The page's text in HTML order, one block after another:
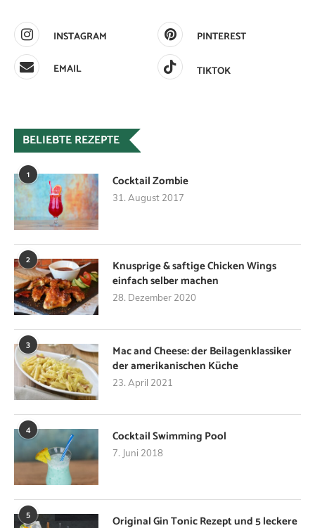
INSTAGRAM
PINTEREST
EMAIL
TIKTOK
BELIEBTE REZEPTE
1 Cocktail Zombie
31. August 2017
2
Knusprige & saftige Chicken Wings
einfach selber machen
28. Dezember 2020
3
Mac and Cheese: der Beilagenklassiker
der amerikanischen Küche
23. April 2021
4 Cocktail Swimming Pool
7. Juni 2018
5
Original Gin Tonic Rezept und 5 leckere